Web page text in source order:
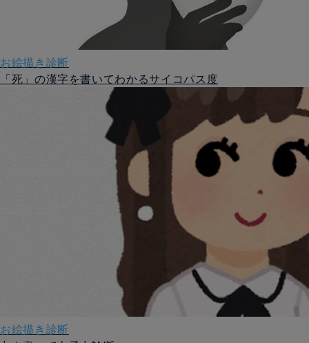
お絵描き診断
「死」の漢字を書いてわかるサイコパス度
お絵描き診断